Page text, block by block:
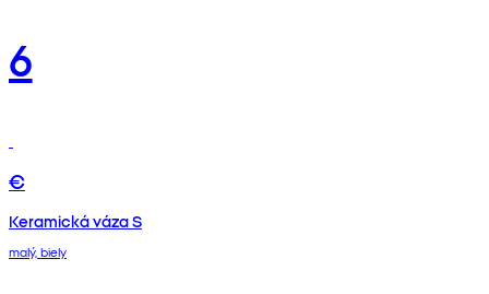
6
€
Keramická váza S
malý, biely